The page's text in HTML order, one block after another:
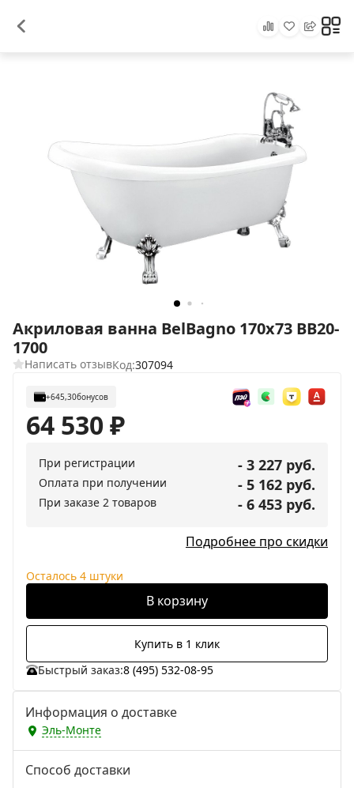
Акриловая ванна BelBagno 170х73 BB20-
1700
Написать отзывКод:307094
+645,30бонусов
64 530₽
При регистрации - 3 227 руб.
Оплата при получении - 5 162 руб.
При заказе 2 товаров - 6 453 руб.
Подробнее про скидки
Осталось 4 штуки
В корзину
Купить в 1 клик
Быстрый заказ:8 (495) 532-08-95
Информация о доставке
Эль-Монте
Способ доставки